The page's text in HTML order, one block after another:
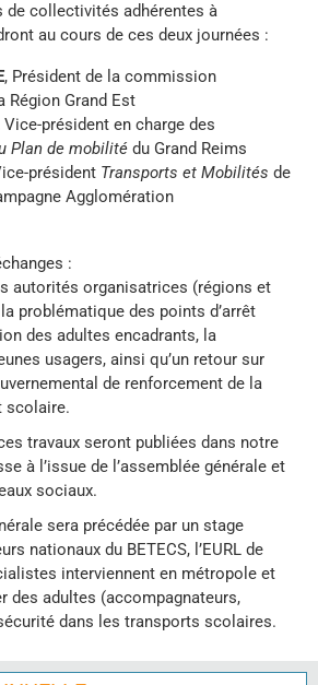
de collectivités adhérentes à
au cours de ces deux journées :
, Président de la commission
Région Grand Est
Vice-président en charge des
Plan de mobilité du Grand Reims
président Transports et Mobilités de
Agglomération
:
autorités organisatrices (régions et
problématique des points d’arrêt
des adultes encadrants, la
usagers, ainsi qu’un retour sur
de renforcement de la
scolaire.
travaux seront publiées dans notre
à l’issue de l’assemblée générale et
sociaux.
sera précédée par un stage
nationaux du BETECS, l’EURL de
interviennent en métropole et
des adultes (accompagnateurs,
dans les transports scolaires.